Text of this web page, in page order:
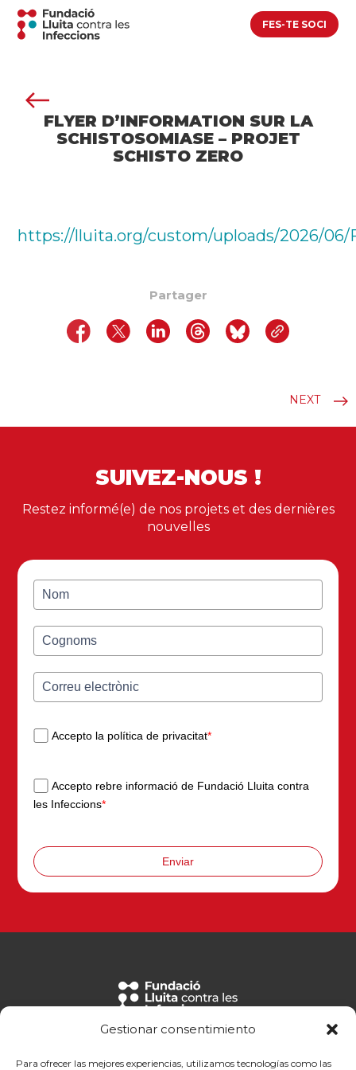
Gestionar consentimiento
Para ofrecer las mejores experiencias, utilizamos tecnologías como las
FES-TE SOCI
FLYER D’INFORMATION SUR LA
SCHISTOSOMIASE – PROJET
SCHISTO ZERO
https://lluita.org/custom/uploads/2026/06/
Partager
NEXT
SUIVEZ-NOUS !
Restez informé(e) de nos projets et des dernières
nouvelles
Accepto la política de privacitat*
Accepto rebre informació de Fundació Lluita contra
les Infeccions*
Enviar
Hosp. Univ. Germans Trias i Pujol